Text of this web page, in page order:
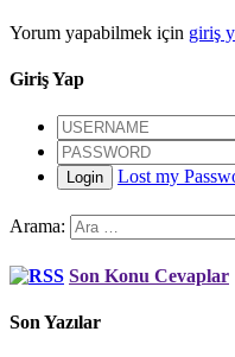
Yorum yapabilmek için giriş
Giriş Yap
Login Lost my
Arama:
Son Konu Cevaplar
Son Yazılar